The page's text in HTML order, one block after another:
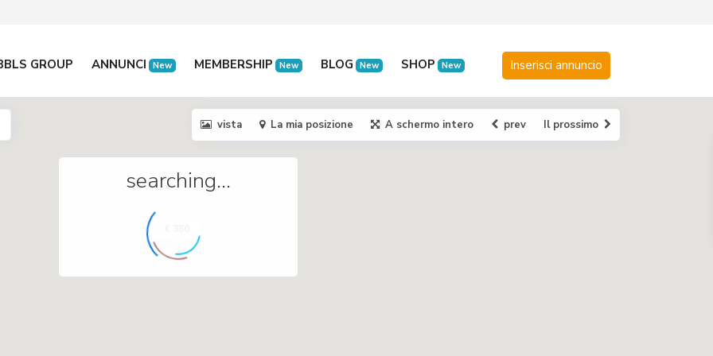
GROUP ANNUNCI New MEMBERSHIP New BLOG New SHOP New
searching...
vista La mia posizione A schermo intero prev Il prossimo